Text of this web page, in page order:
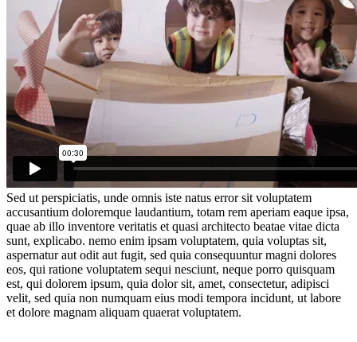
Sed ut perspiciatis, unde omnis iste natus error sit voluptatem
accusantium doloremque laudantium, totam rem aperiam eaque ipsa,
quae ab illo inventore veritatis et quasi architecto beatae vitae dicta
sunt, explicabo. nemo enim ipsam voluptatem, quia voluptas sit,
aspernatur aut odit aut fugit, sed quia consequuntur magni dolores
eos, qui ratione voluptatem sequi nesciunt, neque porro quisquam
est, qui dolorem ipsum, quia dolor sit, amet, consectetur, adipisci
velit, sed quia non numquam eius modi tempora incidunt, ut labore
et dolore magnam aliquam quaerat voluptatem.